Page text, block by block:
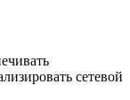
сетевой